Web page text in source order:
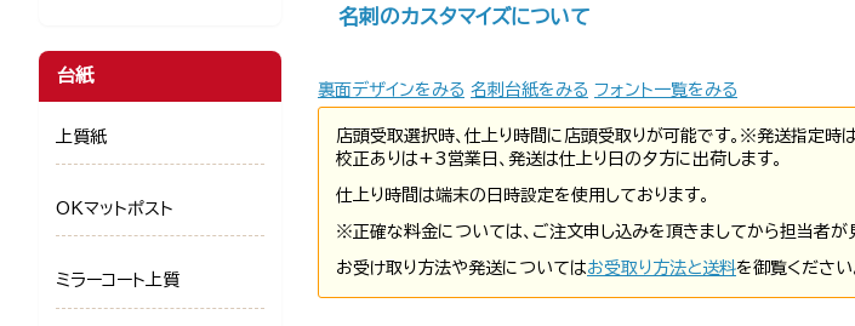
名刺のカスタマイズについて
裏面デザインをみる 名刺台紙をみる フォント一覧をみる
店頭受取選択時、仕上り時間に店頭受取りが可能です。※発送指定時
校正ありは+3営業日、発送は仕上り日の夕方に出荷します。
仕上り時間は端末の日時設定を使用しております。
※正確な料金については、ご注文申し込みを頂きましてから担当者が
お受け取り方法や発送についてはお受取り方法と送料を御覧ください
台紙
上質紙
OKマットポスト
ミラーコート上質